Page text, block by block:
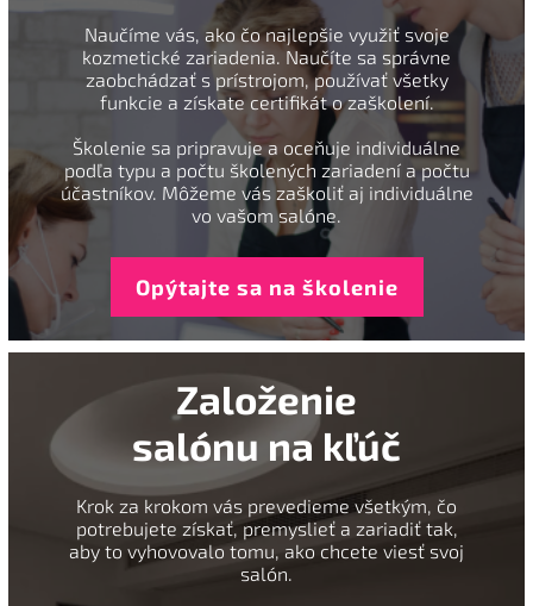
Naučíme vás, ako čo najlepšie využiť svoje
kozmetické zariadenia. Naučíte sa správne
zaobchádzať s prístrojom, používať všetky
funkcie a získate certifikát o zaškolení.
Školenie sa pripravuje a oceňuje individuálne
podľa typu a počtu školených zariadení a počtu
účastníkov. Môžeme vás zaškoliť aj individuálne
vo vašom salóne.
Opýtajte sa na školenie
Založenie
salónu na kľúč
Krok za krokom vás prevedieme všetkým, čo
potrebujete získať, premyslieť a zariadiť tak,
aby to vyhovovalo tomu, ako chcete viesť svoj
salón.